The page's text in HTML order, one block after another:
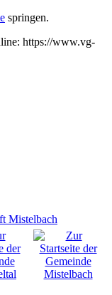
springen.
https://www.vg-